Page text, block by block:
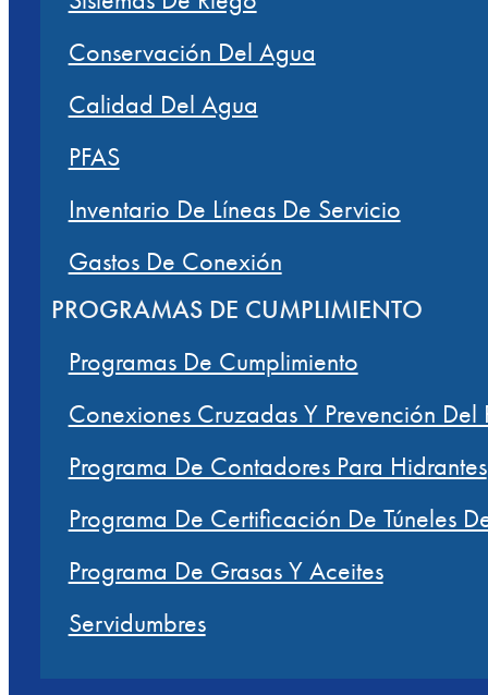
Conservación Del Agua
Calidad Del Agua
PFAS
Inventario De Líneas De Servicio
Gastos De Conexión
PROGRAMAS DE CUMPLIMIENTO
Programas De Cumplimiento
Conexiones Cruzadas Y Prevención Del
Programa De Contadores Para Hidrantes
Programa De Certificación De Túneles
Programa De Grasas Y Aceites
Servidumbres